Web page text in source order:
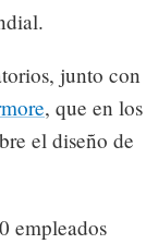
junto con
, que en los
el diseño de
empleados